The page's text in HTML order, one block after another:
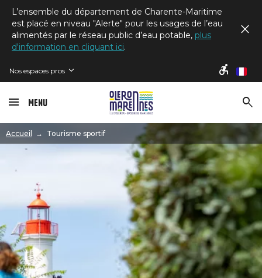
L’ensemble du département de Charente-Maritime
est placé en niveau "Alerte" pour les usages de l’eau
alimentés par le réseau public d’eau potable, plus
d'information en cliquant ici.
Nos espaces pros fr
Menu
Accueil Tourisme sportif